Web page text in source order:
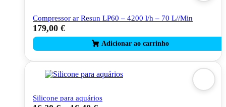
Compressor ar Resun LP60 – 4200 l/h – 70 L//Min
179,00 €
Silicone para aquários